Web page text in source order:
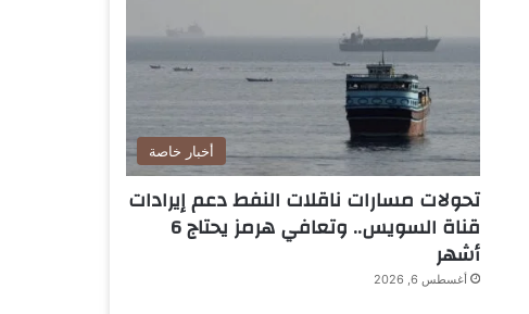
أخبار خاصة
تحولات مسارات ناقلات النفط دعم إيرادات
قناة السويس.. وتعافي هرمز يحتاج 6
أشهر
أغسطس 6, 2026